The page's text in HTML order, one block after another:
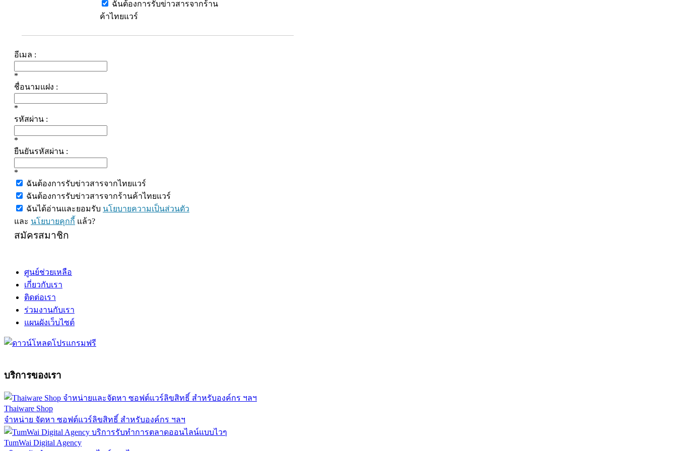
ฉันต้องการรับข่าวสารจากร้าน
ค้าไทยแวร์
อีเมล :
*
ชื่อนามแฝง :
*
รหัสผ่าน :
*
ยืนยันรหัสผ่าน :
*
ฉันต้องการรับข่าวสารจากไทยแวร์
ฉันต้องการรับข่าวสารจากร้านค้าไทยแวร์
ฉันได้อ่านและยอมรับ นโยบายความเป็นส่วนตัว
และ นโยบายคุกกี้ แล้ว?
สมัครสมาชิก
ศูนย์ช่วยเหลือ
เกี่ยวกับเรา
ติดต่อเรา
ร่วมงานกับเรา
แผนผังเว็บไซต์
บริการของเรา
Thaiware Shop
จำหน่าย จัดหา ซอฟต์แวร์ลิขสิทธิ์ สำหรับองค์กร ฯลฯ
TumWai Digital Agency